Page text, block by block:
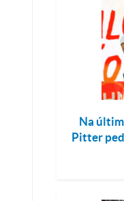
Na
Pitter